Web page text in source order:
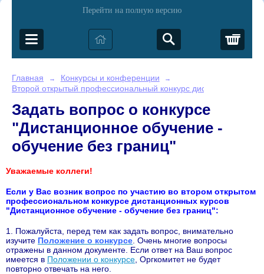
Перейти на полную версию
Главная → Конкурсы и конференции →
Второй открытый профессиональный конкурс дистанционных
Задать вопрос о конкурсе
"Дистанционное обучение -
обучение без границ"
Уважаемые коллеги!
Если у Вас возник вопрос по участию во втором открытом
профессиональном конкурсе дистанционных курсов
"Дистанционное обучение - обучение без границ":
1. Пожалуйста, перед тем как задать вопрос, внимательно
изучите Положение о конкурсе . Очень многие вопросы
отражены в данном документе. Если ответ на Ваш вопрос
имеется в Положении о конкурсе , Оргкомитет не будет
повторно отвечать на него.